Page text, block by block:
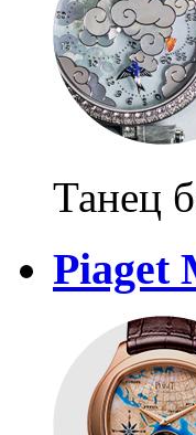
Танец
Piaget